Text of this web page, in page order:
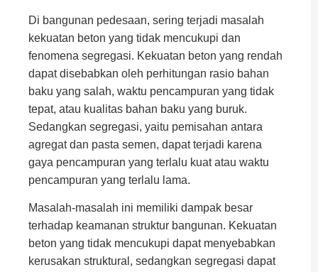
Di bangunan pedesaan, sering terjadi masalah
kekuatan beton yang tidak mencukupi dan
fenomena segregasi. Kekuatan beton yang rendah
dapat disebabkan oleh perhitungan rasio bahan
baku yang salah, waktu pencampuran yang tidak
tepat, atau kualitas bahan baku yang buruk.
Sedangkan segregasi, yaitu pemisahan antara
agregat dan pasta semen, dapat terjadi karena
gaya pencampuran yang terlalu kuat atau waktu
pencampuran yang terlalu lama.
Masalah-masalah ini memiliki dampak besar
terhadap keamanan struktur bangunan. Kekuatan
beton yang tidak mencukupi dapat menyebabkan
kerusakan struktural, sedangkan segregasi dapat